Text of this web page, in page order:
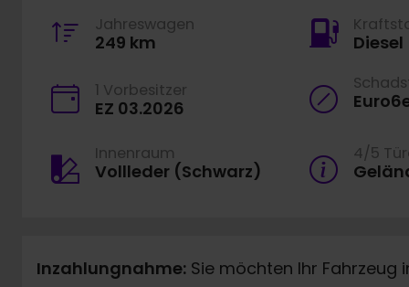
Jahreswagen
249 km Diesel
1 Vorbesitzer
EZ 03.2026
Innenraum
Vollleder (Schwarz)
4/5
Inzahlungnahme: Sie möchten Ihr Fahrzeug